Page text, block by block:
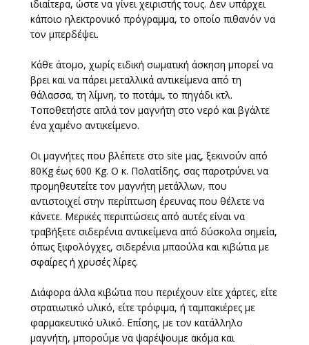
ιδιαίτερα, ώστε να γίνει χειριστής τους. Δεν υπάρχει
κάποιο ηλεκτρονικό πρόγραμμα, το οποίο πιθανόν να
τον μπερδέψει.
Κάθε άτομο, χωρίς ειδική σωματική άσκηση μπορεί να
βρει και να πάρει μεταλλικά αντικείμενα από τη
θάλασσα, τη λίμνη, το ποτάμι, το πηγάδι κτλ.
Τοποθετήστε απλά τον μαγνήτη στο νερό και βγάλτε
ένα χαμένο αντικείμενο.
Οι μαγνήτες που βλέπετε στο site μας, ξεκινούν από
80Kg έως 600 Kg. Ο κ. Πολατίδης, σας παροτρύνει να
προμηθευτείτε τον μαγνήτη μετάλλων, που
αντιστοιχεί στην περίπτωση έρευνας που θέλετε να
κάνετε. Μερικές περιπτώσεις από αυτές είναι να
τραβήξετε σιδερένια αντικείμενα από δύσκολα σημεία,
όπως ξιφολόγχες, σιδερένια μπαούλα και κιβώτια με
σφαίρες ή χρυσές λίρες.
Διάφορα άλλα κιβώτια που περιέχουν είτε χάρτες, είτε
στρατιωτικό υλικό, είτε τρόφιμα, ή ταμπακιέρες με
φαρμακευτικό υλικό. Επίσης, με τον κατάλληλο
μαγνήτη, μπορούμε να ψαρέψουμε ακόμα και